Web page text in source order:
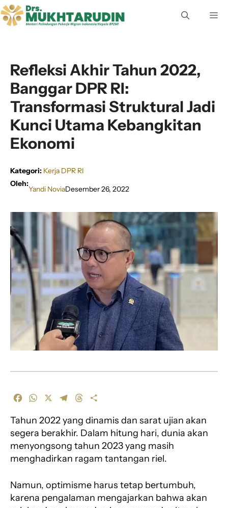
Langsung
ke
Refleksi Akhir Tahun 2022,
Banggar DPR RI:
Transformasi Struktural Jadi
Kunci Utama Kebangkitan
Ekonomi
Kategori: Kerja DPR RI
Oleh:
Yandi NoviaDesember 26, 2022
c
e
b
o
W
a
s
p
l
e
g
r
a
r
e
a
s
a
r
e
Tahun 2022 yang dinamis dan sarat ujian akan
segera berakhir. Dalam hitung hari, dunia akan
menyongsong tahun 2023 yang masih
menghadirkan ragam tantangan riel.
Namun, optimisme harus tetap bertumbuh,
karena pengalaman mengajarkan bahwa akan